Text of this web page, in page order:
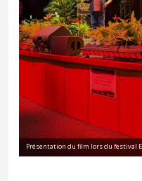
Présentation du film lors du festival